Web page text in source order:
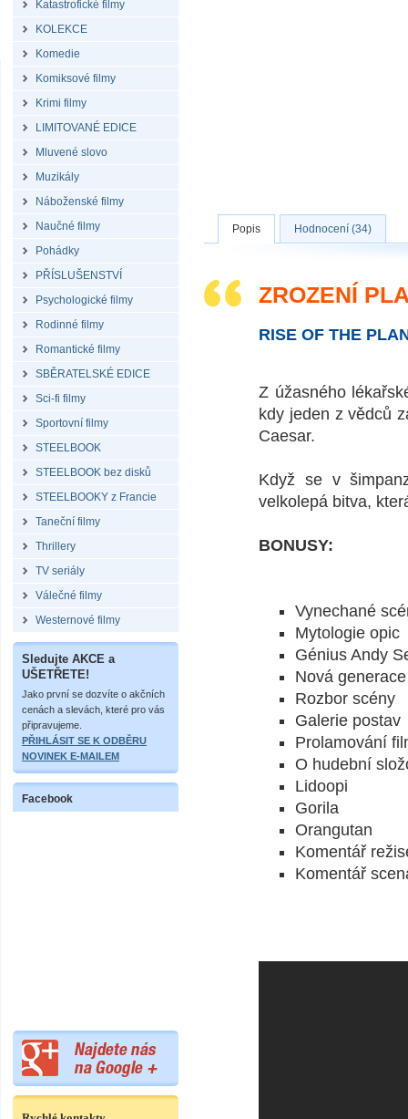
Katastrofické filmy
KOLEKCE
Komedie
Komiksové filmy
Krimi filmy
LIMITOVANÉ EDICE
Mluvené slovo
Muzikály
Náboženské filmy
Naučné filmy
Pohádky
PŘÍSLUŠENSTVÍ
Psychologické filmy
Rodinné filmy
Romantické filmy
SBĚRATELSKÉ EDICE
Sci-fi filmy
Sportovní filmy
STEELBOOK
STEELBOOK bez disků
STEELBOOKY z Francie
Taneční filmy
Thrillery
TV seriály
Válečné filmy
Westernové filmy
Sledujte AKCE a
UŠETŘETE!
Jako první se dozvíte o akčních
cenách a slevách, které pro vás
připravujeme.
PŘIHLÁSIT SE K ODBĚRU
NOVINEK E-MAILEM
Facebook
Popis Hodnocení (34)
ZROZENÍ
RISE OF THE
Z úžasného
kdy jeden z vědců
Caesar.
Když se v
velkolepá bitva,
BONUSY:
Vynechané
Mytologie opic
Génius Andy
Nová
Rozbor scény
Galerie postav
Prolamování
O hudební
Lidoopi
Gorila
Orangutan
Komentář
Komentář